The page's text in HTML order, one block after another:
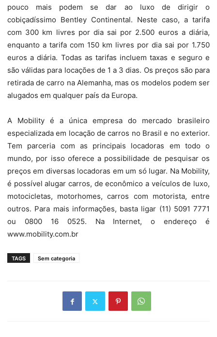
pouco mais podem se dar ao luxo de dirigir o
cobiçadíssimo Bentley Continental. Neste caso, a tarifa
com 300 km livres por dia sai por 2.500 euros a diária,
enquanto a tarifa com 150 km livres por dia sai por 1.750
euros a diária. Todas as tarifas incluem taxas e seguro e
são válidas para locações de 1 a 3 dias. Os preços são para
retirada de carro na Alemanha, mas os modelos podem ser
alugados em qualquer país da Europa.
A Mobility é a única empresa do mercado brasileiro
especializada em locação de carros no Brasil e no exterior.
Tem parceria com as principais locadoras em todo o
mundo, por isso oferece a possibilidade de pesquisar os
preços em diversas locadoras em um só lugar. Na Mobility,
é possível alugar carros, de econômico a veículos de luxo,
motocicletas, motorhomes, carros com motorista, entre
outros. Para mais informações, basta ligar (11) 5091 7771
ou 0800 16 0525. Na Internet, o endereço é
www.mobility.com.br
TAGS Sem categoria